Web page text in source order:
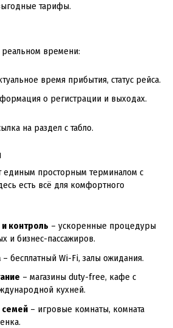
тарифы.
реальном времени:
время прибытия, статус рейса.
о регистрации и выходах.
на раздел с табло.
единым просторным терминалом с
есть всё для комфортного
контроль – ускоренные процедуры
и бизнес-пассажиров.
– бесплатный Wi-Fi, залы ожидания.
– магазины duty-free, кафе с
кухней.
семей – игровые комнаты, комната